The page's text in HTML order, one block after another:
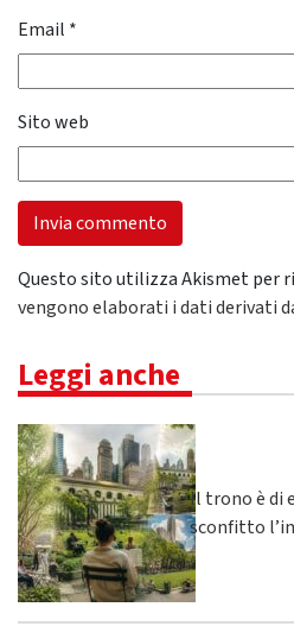
Email *
Sito web
Questo sito utilizza Akismet per
vengono elaborati i dati derivati
Leggi anche
Il trono è di
sconfitto